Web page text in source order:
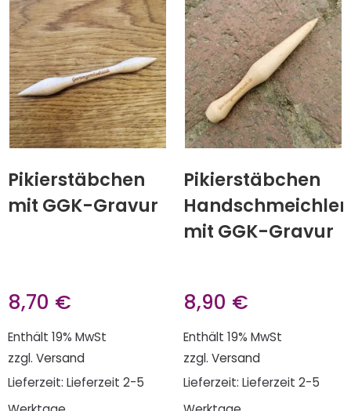
Pikierstäbchen
mit GGK-Gravur
8,70 €
Enthält 19% MwSt
zzgl. Versand
Lieferzeit: Lieferzeit 2-5
Pikierstäbchen
Handschmeichler
mit GGK-Gravur
8,90 €
Enthält 19% MwSt
zzgl. Versand
Lieferzeit: Lieferzeit 2-5